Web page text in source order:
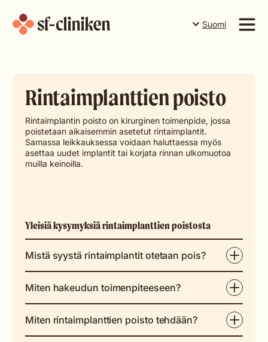
Suomi
Hinnasto
Tiimi
Yrityksestä
Varaa aika Tornioon
Lahjakortit
Rintaimplanttien poisto
Rintaimplantin poisto on kirurginen toimenpide, jossa
poistetaan aikaisemmin asetetut rintaimplantit.
Samassa leikkauksessa voidaan haluttaessa myös
asettaa uudet implantit tai korjata rinnan ulkomuotoa
muilla keinoilla.
Yleisiä kysymyksiä rintaimplanttien poistosta
Mistä syystä rintaimplantit otetaan pois?
Miten hakeudun toimenpiteeseen?
Miten rintaimplanttien poisto tehdään?